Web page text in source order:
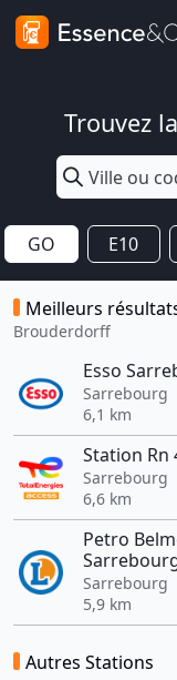
Trouvez
GO E10
Meilleurs
Brouderdorff
Esso
Sarrebourg
6,1 km
Station Rn
Sarrebourg
6,6 km
Petro
Sarrebourg
5,9 km
Autres Stations